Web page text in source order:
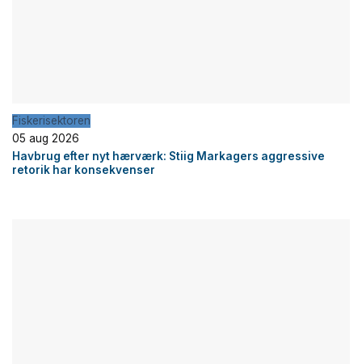
Fiskerisektoren
05 aug 2026
Havbrug efter nyt hærværk: Stiig Markagers aggressive
retorik har konsekvenser